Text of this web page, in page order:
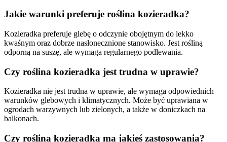
Jakie warunki preferuje roślina kozieradka?
Kozieradka preferuje glebę o odczynie obojętnym do lekko
kwaśnym oraz dobrze nasłonecznione stanowisko. Jest rośliną
odporną na suszę, ale wymaga regularnego podlewania.
Czy roślina kozieradka jest trudna w uprawie?
Kozieradka nie jest trudna w uprawie, ale wymaga odpowiednich
warunków glebowych i klimatycznych. Może być uprawiana w
ogrodach warzywnych lub zielonych, a także w doniczkach na
balkonach.
Czy roślina kozieradka ma jakieś zastosowania?